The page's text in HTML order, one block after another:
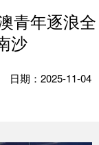
青年逐浪全
沙
日期：2025-11-04